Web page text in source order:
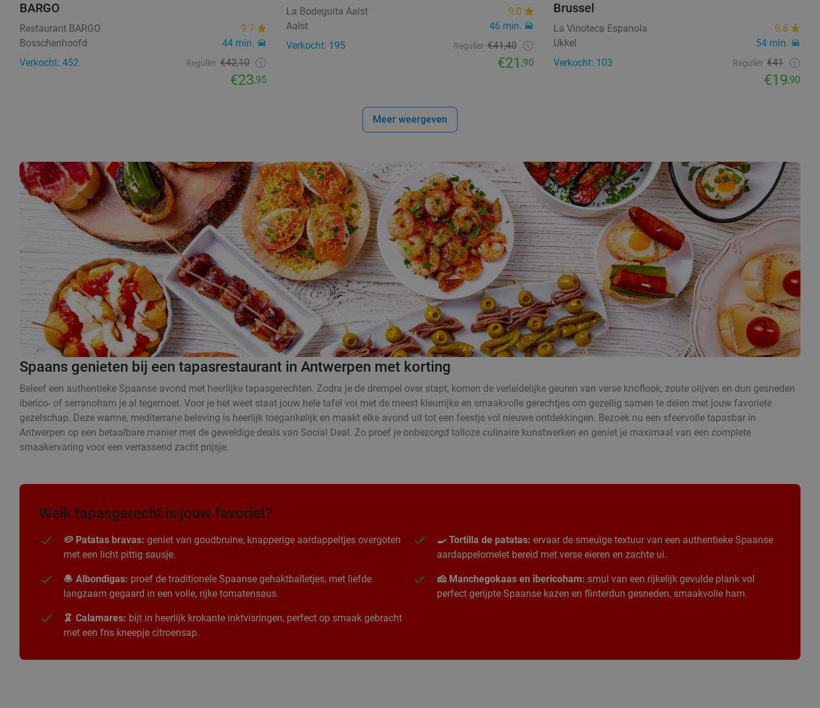
BARGO
Restaurant BARGO
9.7
Bosschenhoofd
44 min.
Verkocht: 452
Regulier €42,10
€23,95
La Bodeguita Aalst
9.0
Aalst
46 min.
Verkocht: 195
Regulier €41,40
€21 ,90
Brussel
La Vinoteca Espanola
9.6
Ukkel
54 min.
Verkocht: 103
Regulier €41
€19,90
Meer weergeven
Spaans genieten bij een tapasrestaurant in Antwerpen met korting
Beleef een authentieke Spaanse avond met heerlijke tapasgerechten. Zodra je de drempel over stapt, komen de verleidelijke geuren van verse knoflook, zoute olijven en dun gesneden
iberico- of serranoham je al tegemoet. Voor je het weet staat jouw hele tafel vol met de meest kleurrijke en smaakvolle gerechtjes om gezellig samen te delen met jouw favoriete
gezelschap. Deze warme, mediterrane beleving is heerlijk toegankelijk en maakt elke avond uit tot een feestje vol nieuwe ontdekkingen. Bezoek nu een sfeervolle tapasbar in
Antwerpen op een betaalbare manier met de geweldige deals van Social Deal. Zo proef je onbezorgd talloze culinaire kunstwerken en geniet je maximaal van een complete
smaakervaring voor een verrassend zacht prijsje.
Welk tapasgerecht is jouw favoriet?
🥔 Patatas bravas: geniet van goudbruine, knapperige aardappeltjes overgoten
met een licht pittig sausje.
🧆 Albondigas: proef de traditionele Spaanse gehaktballetjes, met liefde
langzaam gegaard in een volle, rijke tomatensaus.
🦑 Calamares: bijt in heerlijk krokante inktvisringen, perfect op smaak gebracht
met een fris kneepje citroensap.
🍳 Tortilla de patatas: ervaar de smeuïge textuur van een authentieke Spaanse
aardappelomelet bereid met verse eieren en zachte ui.
🧀 Manchegokaas en ibericoham: smul van een rijkelijk gevulde plank vol
perfect gerijpte Spaanse kazen en flinterdun gesneden, smaakvolle ham.